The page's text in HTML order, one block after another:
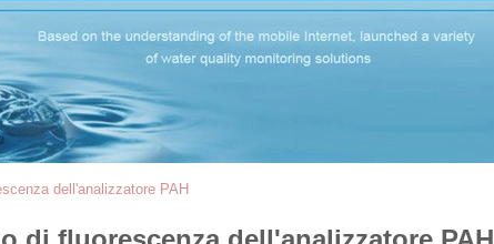
dell'analizzatore PAH